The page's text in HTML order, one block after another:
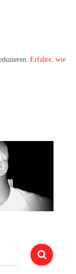
Erfahre, wie